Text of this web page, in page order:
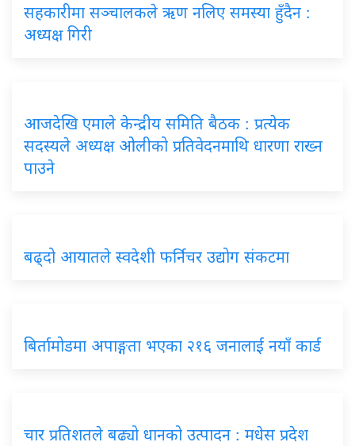
सहकारीमा सञ्चालकले ऋण नलिए समस्या हुँदैन :
अध्यक्ष गिरी
आजदेखि एमाले केन्द्रीय समिति बैठक : प्रत्येक
सदस्यले अध्यक्ष ओलीको प्रतिवेदनमाथि धारणा राख्न
पाउने
बढ्दो आयातले स्वदेशी फर्निचर उद्योग संकटमा
बिर्तामोडमा अपाङ्गता भएका २१६ जनालाई नयाँ कार्ड
चार प्रतिशतले बढ्यो धानको उत्पादन : मधेस प्रदेश